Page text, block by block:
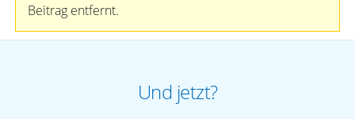
Beitrag entfernt.
Und jetzt?